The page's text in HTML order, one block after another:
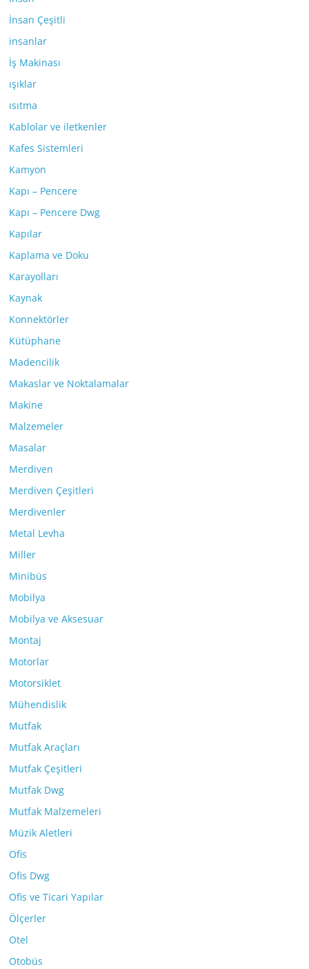
İnsan Çeşitli
insanlar
İş Makinası
ışıklar
ısıtma
Kablolar ve iletkenler
Kafes Sistemleri
Kamyon
Kapı – Pencere
Kapı – Pencere Dwg
Kapılar
Kaplama ve Doku
Karayolları
Kaynak
Konnektörler
Kütüphane
Madencilik
Makaslar ve Noktalamalar
Makine
Malzemeler
Masalar
Merdiven
Merdiven Çeşitleri
Merdivenler
Metal Levha
Miller
Minibüs
Mobilya
Mobilya ve Aksesuar
Montaj
Motorlar
Motorsiklet
Mühendislik
Mutfak
Mutfak Araçları
Mutfak Çeşitleri
Mutfak Dwg
Mutfak Malzemeleri
Müzik Aletleri
Ofis
Ofis Dwg
Ofis ve Ticari Yapılar
Ölçerler
Otel
Otobüs